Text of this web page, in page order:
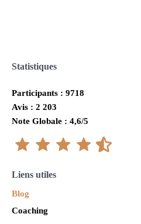
Liens utiles
Blog
Coaching
Statistiques
Participants : 9718
Avis : 2 203
Note Globale : 4,6/5